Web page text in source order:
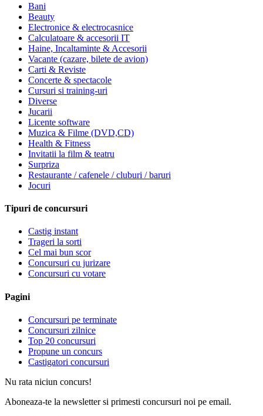
Bani
Beauty
Electronice & electrocasnice
Calculatoare & accesorii IT
Haine, Incaltaminte & Accesorii
Vacante (cazare, bilete de avion)
Carti & Reviste
Concerte & spectacole
Cursuri si training-uri
Diverse
Jucarii
Licente software
Muzica & Filme (DVD,CD)
Health & Fitness
Invitatii la film & teatru
Surpriza
Restaurante / cafenele / cluburi / baruri
Jocuri
Tipuri de concursuri
Castig instant
Trageri la sorti
Cel mai bun scor
Concursuri cu jurizare
Concursuri cu votare
Pagini
Concursuri pe terminate
Concursuri zilnice
Top 20 concursuri
Propune un concurs
Castigatori concursuri
Nu rata niciun concurs!
Aboneaza-te la newsletter si primesti concursuri noi pe email.